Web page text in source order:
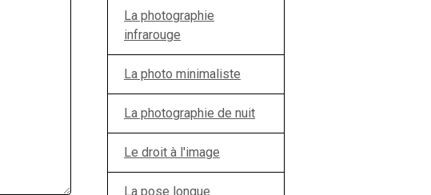
La photographie
infrarouge
La photo minimaliste
La photographie de nuit
Le droit à l'image
La pose longue